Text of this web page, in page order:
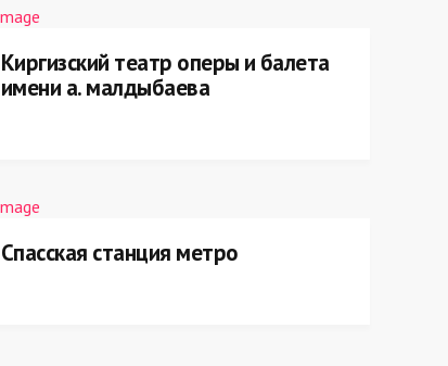
Киргизский театр оперы и балета
имени а. малдыбаева
Спасская станция метро